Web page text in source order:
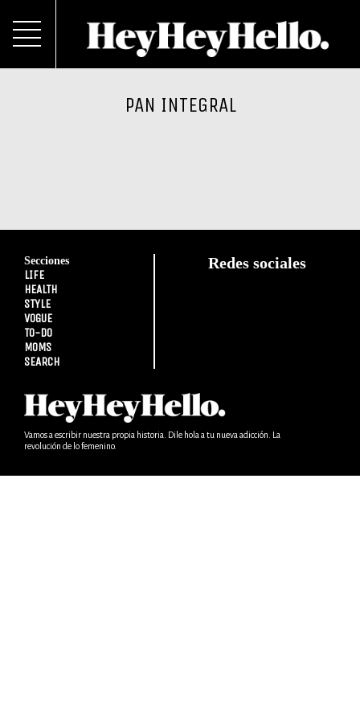
PAN INTEGRAL
Secciones
LIFE
HEALTH
STYLE
VOGUE
TO-DO
MOMS
SEARCH
Redes sociales
Vamos a escribir nuestra propia historia. Dile hola a tu nueva adicción. La
revolución de lo femenino.